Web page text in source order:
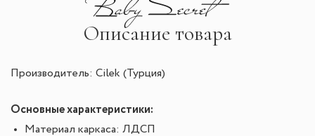
Описание товара
Производитель: Cilek (Турция)
Основные характеристики:
Материал каркаса: ЛДСП